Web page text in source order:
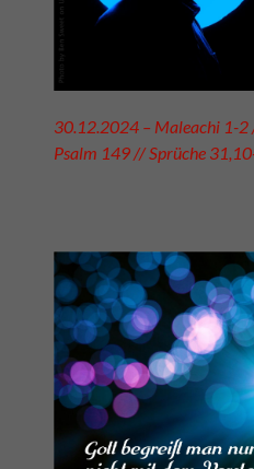
30.12.2024 – Maleachi 1-
Psalm 149 // Sprüche